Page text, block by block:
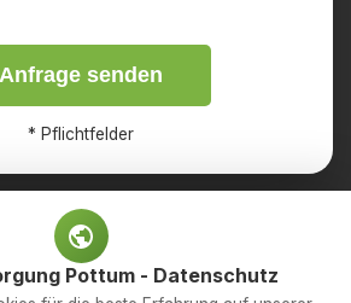
Anfrage senden
* Pflichtfelder
Datenschutz
Pottum - Datenschutz